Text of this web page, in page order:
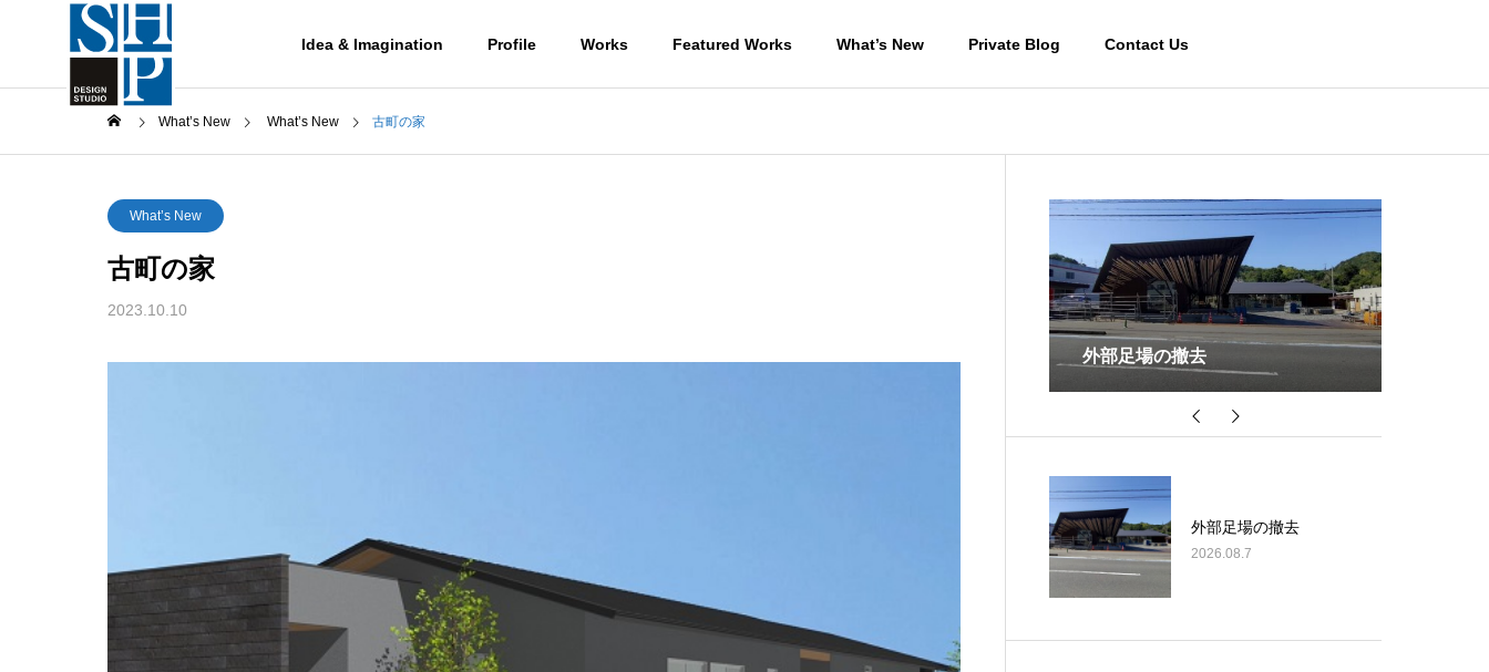
Idea & Imagination Profile Works Featured Works What’s New Private Blog Contact Us
Works-その他施設
What’s New What’s New 古町の家
What’s New
古町の家
2023.10.10
宿泊棟２の掘方
外部足場の撤去
2026.08.7